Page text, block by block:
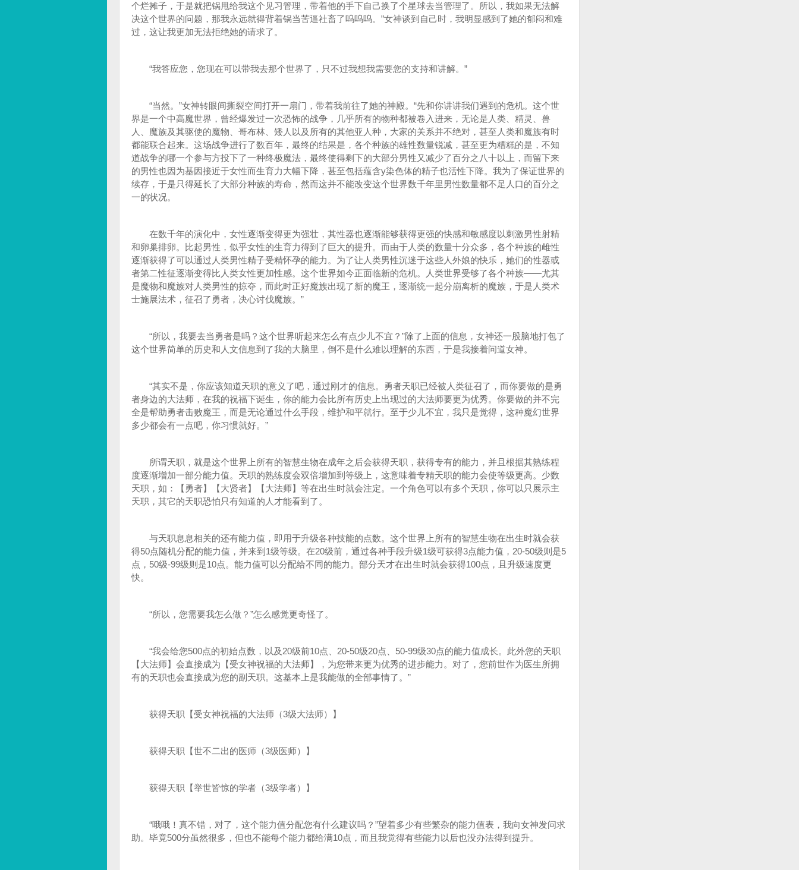
个烂摊子，于是就把锅甩给我这个见习管理，带着他的手下自己换了个星球去当管理了。所以，我如果无法解
决这个世界的问题，那我永远就得背着锅当苦逼社畜了呜呜呜。”女神谈到自己时，我明显感到了她的郁闷和难
过，这让我更加无法拒绝她的请求了。
“我答应您，您现在可以带我去那个世界了，只不过我想我需要您的支持和讲解。”
“当然。”女神转眼间撕裂空间打开一扇门，带着我前往了她的神殿。“先和你讲讲我们遇到的危机。这个世
界是一个中高魔世界，曾经爆发过一次恐怖的战争，几乎所有的物种都被卷入进来，无论是人类、精灵、兽
人、魔族及其驱使的魔物、哥布林、矮人以及所有的其他亚人种，大家的关系并不绝对，甚至人类和魔族有时
都能联合起来。这场战争进行了数百年，最终的结果是，各个种族的雄性数量锐减，甚至更为糟糕的是，不知
道战争的哪一个参与方投下了一种终极魔法，最终使得剩下的大部分男性又减少了百分之八十以上，而留下来
的男性也因为基因接近于女性而生育力大幅下降，甚至包括蕴含y染色体的精子也活性下降。我为了保证世界的
续存，于是只得延长了大部分种族的寿命，然而这并不能改变这个世界数千年里男性数量都不足人口的百分之
一的状况。
在数千年的演化中，女性逐渐变得更为强壮，其性器也逐渐能够获得更强的快感和敏感度以刺激男性射精
和卵巢排卵。比起男性，似乎女性的生育力得到了巨大的提升。而由于人类的数量十分众多，各个种族的雌性
逐渐获得了可以通过人类男性精子受精怀孕的能力。为了让人类男性沉迷于这些人外娘的快乐，她们的性器或
者第二性征逐渐变得比人类女性更加性感。这个世界如今正面临新的危机。人类世界受够了各个种族——尤其
是魔物和魔族对人类男性的掠夺，而此时正好魔族出现了新的魔王，逐渐统一起分崩离析的魔族，于是人类术
士施展法术，征召了勇者，决心讨伐魔族。”
“所以，我要去当勇者是吗？这个世界听起来怎么有点少儿不宜？”除了上面的信息，女神还一股脑地打包了
这个世界简单的历史和人文信息到了我的大脑里，倒不是什么难以理解的东西，于是我接着问道女神。
“其实不是，你应该知道天职的意义了吧，通过刚才的信息。勇者天职已经被人类征召了，而你要做的是勇
者身边的大法师，在我的祝福下诞生，你的能力会比所有历史上出现过的大法师要更为优秀。你要做的并不完
全是帮助勇者击败魔王，而是无论通过什么手段，维护和平就行。至于少儿不宜，我只是觉得，这种魔幻世界
多少都会有一点吧，你习惯就好。”
所谓天职，就是这个世界上所有的智慧生物在成年之后会获得天职，获得专有的能力，并且根据其熟练程
度逐渐增加一部分能力值。天职的熟练度会双倍增加到等级上，这意味着专精天职的能力会使等级更高。少数
天职，如：【勇者】【大贤者】【大法师】等在出生时就会注定。一个角色可以有多个天职，你可以只展示主
天职，其它的天职恐怕只有知道的人才能看到了。
与天职息息相关的还有能力值，即用于升级各种技能的点数。这个世界上所有的智慧生物在出生时就会获
得50点随机分配的能力值，并来到1级等级。在20级前，通过各种手段升级1级可获得3点能力值，20-50级则是5
点，50级-99级则是10点。能力值可以分配给不同的能力。部分天才在出生时就会获得100点，且升级速度更
快。
“所以，您需要我怎么做？”怎么感觉更奇怪了。
“我会给您500点的初始点数，以及20级前10点、20-50级20点、50-99级30点的能力值成长。此外您的天职
【大法师】会直接成为【受女神祝福的大法师】，为您带来更为优秀的进步能力。对了，您前世作为医生所拥
有的天职也会直接成为您的副天职。这基本上是我能做的全部事情了。”
获得天职【受女神祝福的大法师（3级大法师）】
获得天职【世不二出的医师（3级医师）】
获得天职【举世皆惊的学者（3级学者）】
“哦哦！真不错，对了，这个能力值分配您有什么建议吗？”望着多少有些繁杂的能力值表，我向女神发问求
助。毕竟500分虽然很多，但也不能每个能力都给满10点，而且我觉得有些能力以后也没办法得到提升。